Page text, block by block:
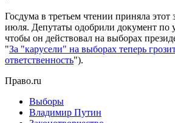
Госдума в третьем чтении приняла этот
июля. Депутаты одобрили документ по
чтобы он действовал на выборах
"За "карусели" на выборах теперь
ответственность").
Право.ru
Выборы
Владимир Путин